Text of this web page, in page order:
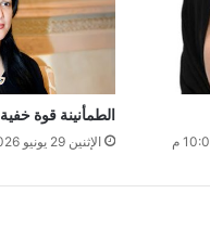
الطمأنينة قوة خفية
الإثنين 29 يونيو 2026 الساعة 12:05 ص